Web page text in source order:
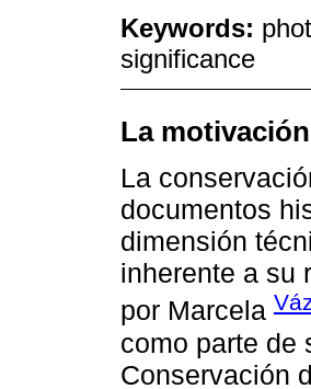
Keywords:
significance
La
La
documentos
dimensión
inherente a su
por Marcela
como parte de
Conservación